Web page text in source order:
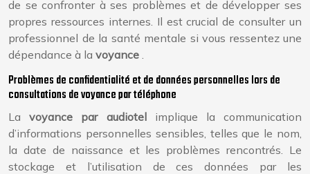
de se confronter à ses problèmes et de développer ses
propres ressources internes. Il est crucial de consulter un
professionnel de la santé mentale si vous ressentez une
dépendance à la voyance .
Problèmes de confidentialité et de données personnelles lors de
consultations de voyance par téléphone
Lavoyance par audiotel implique la communication
d’informations personnelles sensibles, telles que le nom,
la date de naissance et les problèmes rencontrés. Le
stockage et l’utilisation de ces données par les